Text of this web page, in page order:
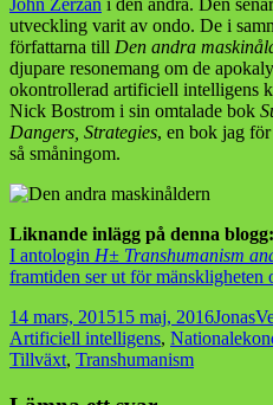
John Zerzan i den andra. Den
utveckling varit av ondo. De i
författarna till Den andra
djupare resonemang om de
okontrollerad artificiell intelligens
Nick Bostrom i sin omtalade bok
Dangers, Strategies, en bok jag
så småningom.
Liknande inlägg på denna blogg:
I antologin H± Transhumanism
framtiden ser ut för mänskligheten
Postat
14 mars, 201515 maj, 2016Jonas
Artificiell intelligens,
Tillväxt, Transhumanism